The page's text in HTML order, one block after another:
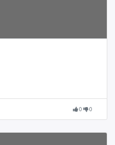
0 0